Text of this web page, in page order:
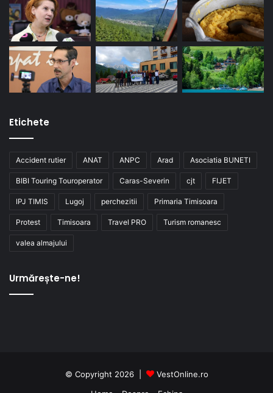
Etichete
Accident rutier ANAT ANPC Arad Asociatia BUNETI
BIBI Touring Touroperator Caras-Severin cjt FIJET
IPJ TIMIS Lugoj perchezitii Primaria Timisoara
Protest Timisoara Travel PRO Turism romanesc
valea almajului
Urmărește-ne!
© Copyright 2026 |
VestOnline.ro